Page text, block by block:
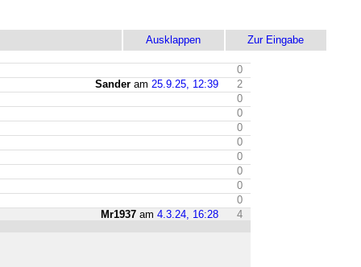
Ausklappen Zur Eingabe
0
Sander am 25.9.25, 12:39
2
0
0
0
0
0
0
0
0
Mr1937 am 4.3.24, 16:28
4